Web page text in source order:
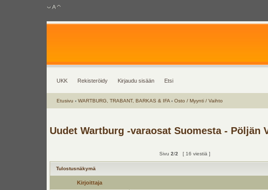
UKK Rekisteröidy Kirjaudu sisään Etsi
Etusivu ‹ WARTBURG, TRABANT, BARKAS & IFA ‹ Osto / Myynti / Vaihto
Uudet Wartburg -varaosat Suomesta - Pöljän
Sivu2/2 [ 16 viestiä ]
Tulostusnäkymä
Kirjoittaja